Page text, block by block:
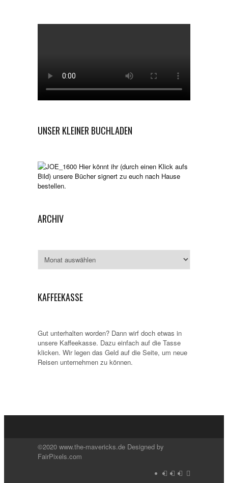
UNSER KLEINER BUCHLADEN
Hier könnt ihr (durch einen Klick aufs
Bild) unsere Bücher signert zu euch nach Hause
bestellen.
ARCHIV
KAFFEEKASSE
Gut unterhalten worden? Dann wirf doch etwas in
unsere Kaffeekasse. Dazu einfach auf die Tasse
klicken. Wir legen das Geld auf die Seite, um neue
Reisen unternehmen zu können.
©2020 www.the-mavericks.de Designed by
FairPixels.com